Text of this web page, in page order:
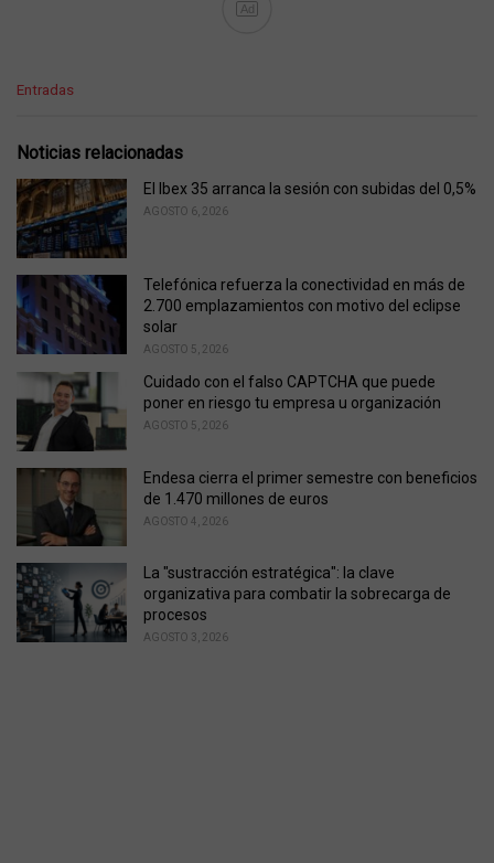
Ad
C
e
o
r
i
e
:
Entradas
Noticias relacionadas
El Ibex 35 arranca la sesión con subidas del 0,5%
AGOSTO 6, 2026
Telefónica refuerza la conectividad en más de
2.700 emplazamientos con motivo del eclipse
solar
AGOSTO 5, 2026
Cuidado con el falso CAPTCHA que puede
poner en riesgo tu empresa u organización
AGOSTO 5, 2026
Endesa cierra el primer semestre con beneficios
de 1.470 millones de euros
AGOSTO 4, 2026
La "sustracción estratégica": la clave
organizativa para combatir la sobrecarga de
procesos
AGOSTO 3, 2026